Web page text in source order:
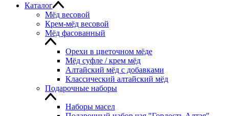
Каталог
Мёд весовой
Крем-мёд весовой
Мёд фасованный
Орехи в цветочном мёде
Мёд суфле / крем мёд
Алтайский мёд с добавками
Классический алтайский мёд
Подарочные наборы
Наборы масел